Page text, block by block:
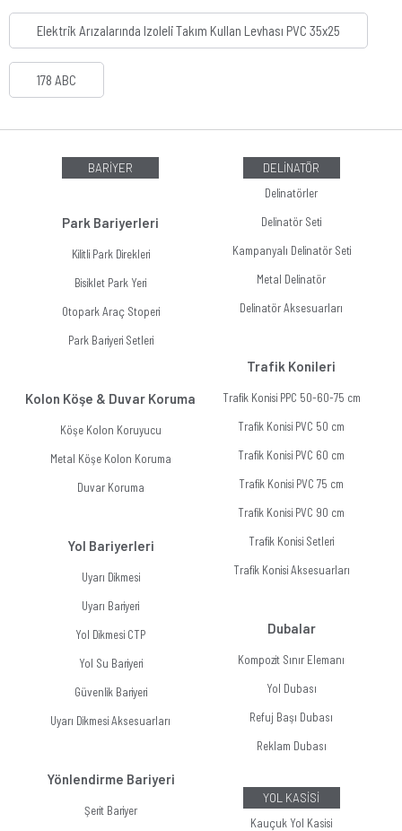
Elektrik Arızalarında Izoleli Takım Kullan Levhası PVC 35x25
178 ABC
BARİYER
Park Bariyerleri
Kilitli Park Direkleri
Bisiklet Park Yeri
Otopark Araç Stoperi
Park Bariyeri Setleri
Kolon Köşe & Duvar Koruma
Köşe Kolon Koruyucu
Metal Köşe Kolon Koruma
Duvar Koruma
Yol Bariyerleri
Uyarı Dikmesi
Uyarı Bariyeri
Yol Dikmesi CTP
Yol Su Bariyeri
Güvenlik Bariyeri
Uyarı Dikmesi Aksesuarları
Yönlendirme Bariyeri
Şerit Bariyer
DELİNATÖR
Delinatörler
Delinatör Seti
Kampanyalı Delinatör Seti
Metal Delinatör
Delinatör Aksesuarları
Trafik Konileri
Trafik Konisi PPC 50-60-75 cm
Trafik Konisi PVC 50 cm
Trafik Konisi PVC 60 cm
Trafik Konisi PVC 75 cm
Trafik Konisi PVC 90 cm
Trafik Konisi Setleri
Trafik Konisi Aksesuarları
Dubalar
Kompozit Sınır Elemanı
Yol Dubası
Refuj Başı Dubası
Reklam Dubası
YOL KASİSİ
Kauçuk Yol Kasisi